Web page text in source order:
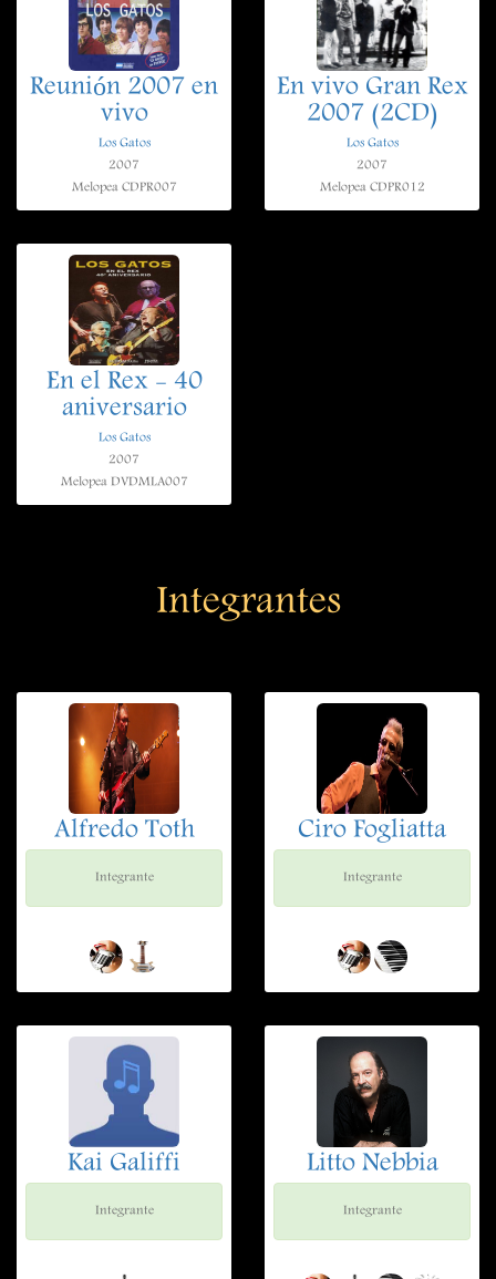
Reunión 2007 en
vivo
Los Gatos
2007
Melopea CDPR007
En vivo Gran Rex
2007 (2CD)
Los Gatos
2007
Melopea CDPR012
En el Rex - 40
aniversario
Los Gatos
2007
Melopea DVDMLA007
Integrantes
Alfredo Toth
Integrante
Ciro Fogliatta
Integrante
Kai Galiffi
Integrante
Litto Nebbia
Integrante